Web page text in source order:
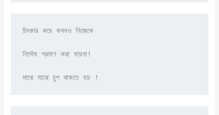
চিৎকার করে কখনও নিজেকে
নির্দোষ প্রমাণ করা যায়না!
মাঝে মাঝে চুপ থাকতে হয় !